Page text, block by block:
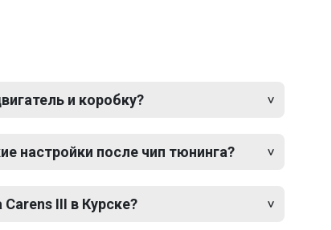
и коробку?
настройки после чип тюнинга?
III в Курске?